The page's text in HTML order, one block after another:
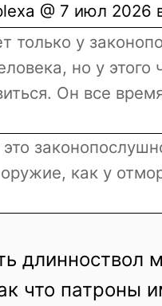
@ 7 июл 2026
только у
но у этого
Он все
как у
длинноствол
что патроны